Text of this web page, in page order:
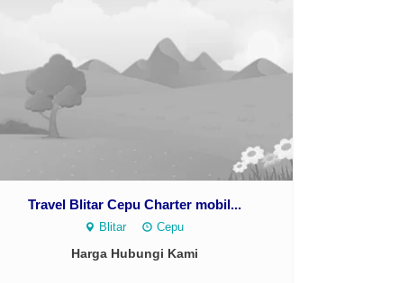
Travel Blitar Cepu Charter mobil...
Blitar Cepu
Harga Hubungi Kami